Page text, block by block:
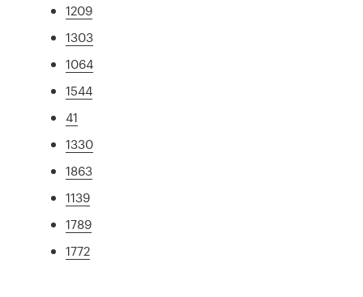
1209
1303
1064
1544
41
1330
1863
1139
1789
1772